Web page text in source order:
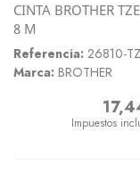
CINTA BROTHER
8 M
Referencia: 26810-
Marca: BROTHER
Precio
Impuestos